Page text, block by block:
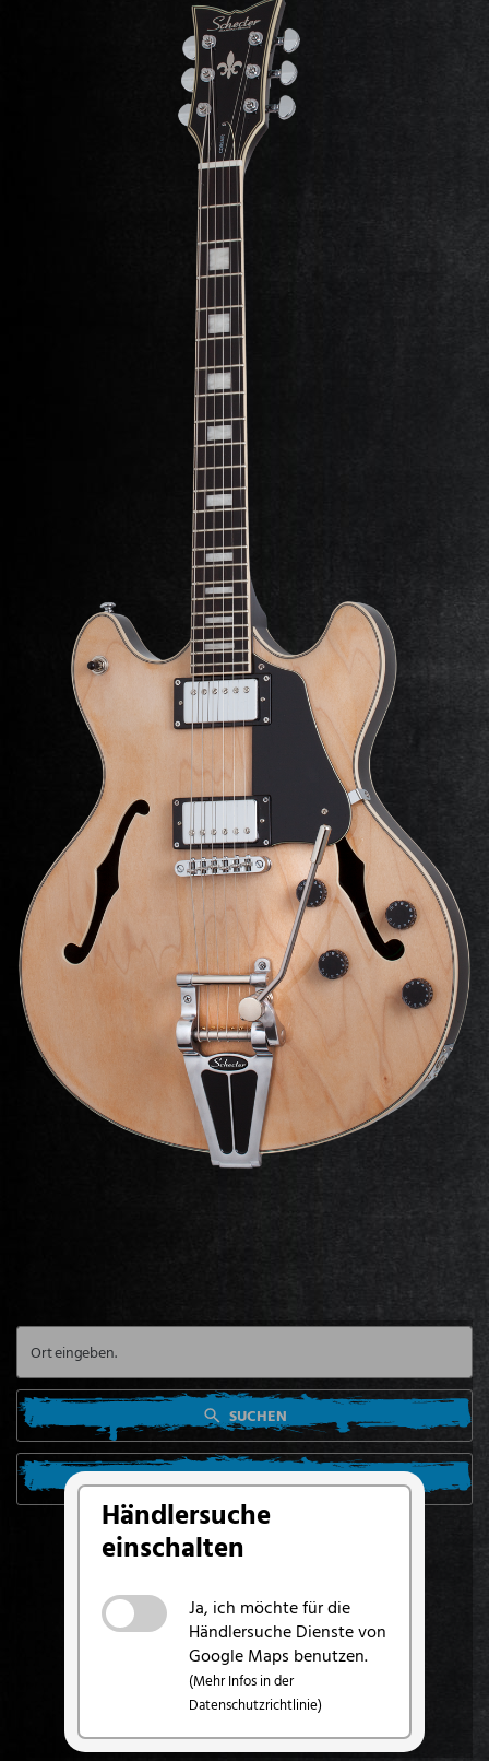
Händlersuche
einschalten
Ja, ich möchte für die
Händlersuche Dienste von
Google Maps benutzen.
(Mehr Infos in der
Datenschutzrichtlinie)
SUCHEN
SUCHE VON MEINEM STANDORT AUS